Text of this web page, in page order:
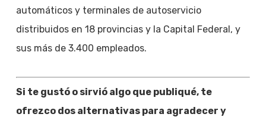
automáticos y terminales de autoservicio
distribuidos en 18 provincias y la Capital Federal, y
sus más de 3.400 empleados.
Si te gustó o sirvió algo que publiqué, te
ofrezco dos alternativas para agradecer y